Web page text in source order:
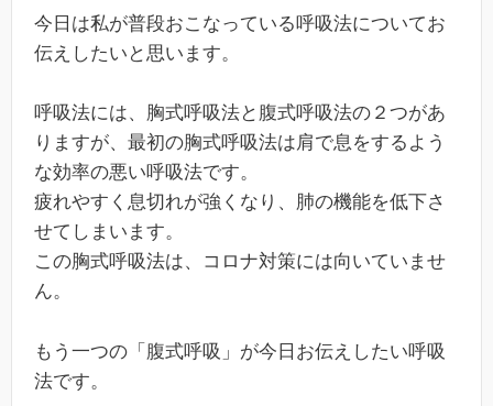
今日は私が普段おこなっている呼吸法についてお
伝えしたいと思います。
呼吸法には、胸式呼吸法と腹式呼吸法の２つがあ
りますが、最初の胸式呼吸法は肩で息をするよう
な効率の悪い呼吸法です。
疲れやすく息切れが強くなり、肺の機能を低下さ
せてしまいます。
この胸式呼吸法は、コロナ対策には向いていませ
ん。
もう一つの「腹式呼吸」が今日お伝えしたい呼吸
法です。